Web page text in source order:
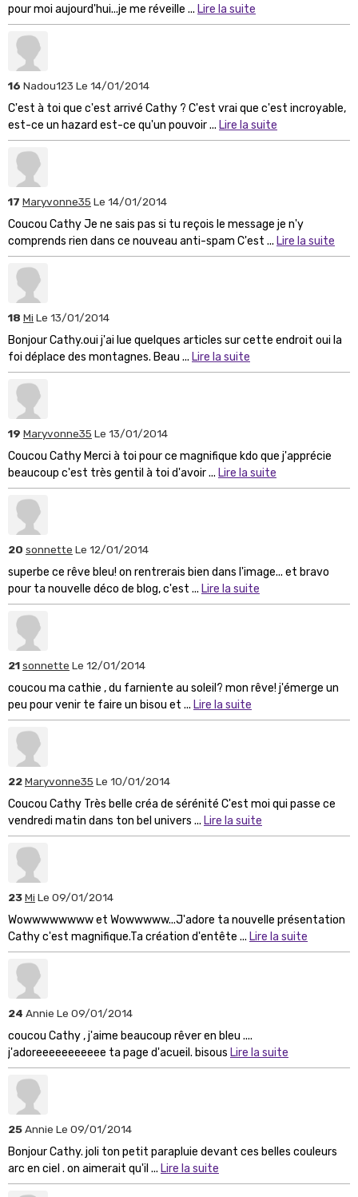
pour moi aujourd'hui...je me réveille ... Lire la suite
16 Nadou123 Le 14/01/2014
C'est à toi que c'est arrivé Cathy ? C'est vrai que c'est incroyable,
est-ce un hazard est-ce qu'un pouvoir ... Lire la suite
17 Maryvonne35 Le 14/01/2014
Coucou Cathy Je ne sais pas si tu reçois le message je n'y
comprends rien dans ce nouveau anti-spam C'est ... Lire la suite
18 Mi Le 13/01/2014
Bonjour Cathy.oui j'ai lue quelques articles sur cette endroit oui la
foi déplace des montagnes. Beau ... Lire la suite
19 Maryvonne35 Le 13/01/2014
Coucou Cathy Merci à toi pour ce magnifique kdo que j'apprécie
beaucoup c'est très gentil à toi d'avoir ... Lire la suite
20 sonnette Le 12/01/2014
superbe ce rêve bleu! on rentrerais bien dans l'image... et bravo
pour ta nouvelle déco de blog, c'est ... Lire la suite
21sonnette Le 12/01/2014
coucou ma cathie , du farniente au soleil? mon rêve! j'émerge un
peu pour venir te faire un bisou et ... Lire la suite
22Maryvonne35 Le 10/01/2014
Coucou Cathy Très belle créa de sérénité C'est moi qui passe ce
vendredi matin dans ton bel univers ... Lire la suite
23Mi Le 09/01/2014
Wowwwwwwww et Wowwwww...J'adore ta nouvelle présentation
Cathy c'est magnifique.Ta création d'entête ... Lire la suite
24 Annie Le 09/01/2014
coucou Cathy , j'aime beaucoup rêver en bleu ....
j'adoreeeeeeeeeee ta page d'acueil. bisous Lire la suite
25Annie Le 09/01/2014
Bonjour Cathy. joli ton petit parapluie devant ces belles couleurs
arc en ciel . on aimerait qu'il ... Lire la suite